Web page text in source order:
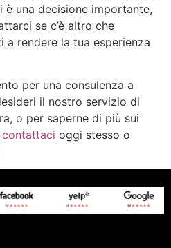
è una decisione importante,
se c’è altro che
rendere la tua esperienza
per una consulenza a
il nostro servizio di
o per saperne di più sui
contattaci oggi stesso o